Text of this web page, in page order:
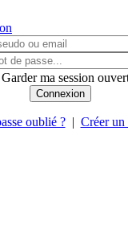
Garder ma session
oublié ?| Créer un